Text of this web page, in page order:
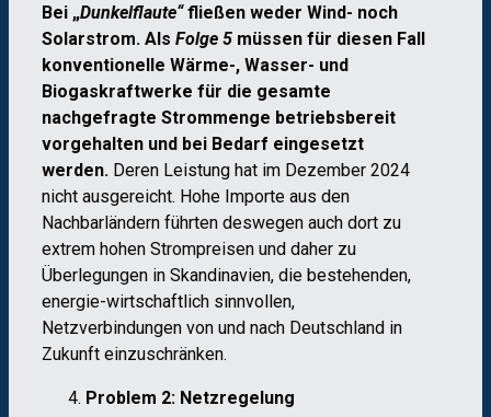
Bei „Dunkelflaute“fließen weder Wind- noch
Solarstrom. Als Folge 5 müssen für diesen Fall
konventionelle Wärme-, Wasser- und
Biogaskraftwerke für die gesamte
nachgefragte Strommenge betriebsbereit
vorgehalten und bei Bedarf eingesetzt
werden. Deren Leistung hat im Dezember 2024
nicht ausgereicht. Hohe Importe aus den
Nachbarländern führten deswegen auch dort zu
extrem hohen Strompreisen und daher zu
Überlegungen in Skandinavien, die bestehenden,
energie-wirtschaftlich sinnvollen,
Netzverbindungen von und nach Deutschland in
Zukunft einzuschränken.
Problem 2: Netzregelung